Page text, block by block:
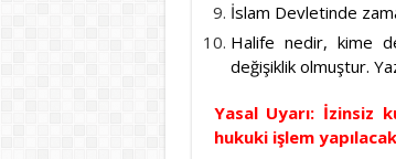
İslam Devletinde
Halife nedir, kime
değişiklik olmuştur.
Yasal Uyarı: İzinsiz
hukuki işlem